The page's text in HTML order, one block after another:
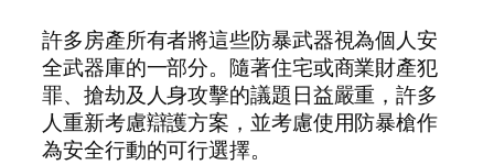
許多房產所有者將這些防暴武器視為個人安
全武器庫的一部分。隨著住宅或商業財產犯
罪、搶劫及人身攻擊的議題日益嚴重，許多
人重新考慮辯護方案，並考慮使用防暴槍作
為安全行動的可行選擇。